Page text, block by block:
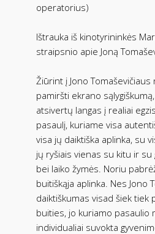
operatorius)
Ištrauka iš kinotyrininkės
straipsnio apie Joną
Žiūrint į Jono
pamiršti ekrano
atsivertų langas į realiai
pasaulį, kuriame visa
visa jų daiktiška aplinka, su
jų ryšiais vienas su kitu ir
bei laiko žymės. Noriu
buitiškąja aplinka. Nes Jono
daiktiškumas visad šiek tiek
buities, jo kuriamo pasaulio
individualiai suvokta